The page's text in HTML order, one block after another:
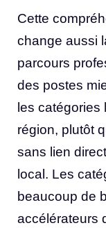
Cette
change aussi
parcours
des postes
les
région, plutôt
sans lien
local. Les
beaucoup de
accélérateurs